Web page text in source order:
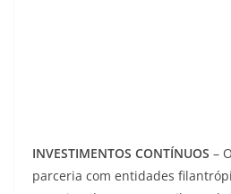
INVESTIMENTOS CONTÍNUOS –
parceria com entidades